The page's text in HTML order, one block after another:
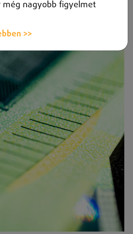
még nagyobb figyelmet
>>